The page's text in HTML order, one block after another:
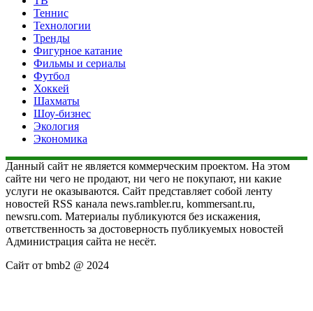
Теннис
Технологии
Тренды
Фигурное катание
Фильмы и сериалы
Футбол
Хоккей
Шахматы
Шоу-бизнес
Экология
Экономика
Данный сайт не является коммерческим проектом. На этом
сайте ни чего не продают, ни чего не покупают, ни какие
услуги не оказываются. Сайт представляет собой ленту
новостей RSS канала news.rambler.ru, kommersant.ru,
newsru.com. Материалы публикуются без искажения,
ответственность за достоверность публикуемых новостей
Администрация сайта не несёт.
Сайт от bmb2 @ 2024